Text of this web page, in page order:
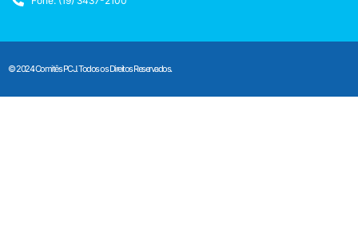
© 2024 Comitês PCJ. Todos os Direitos Reservados.